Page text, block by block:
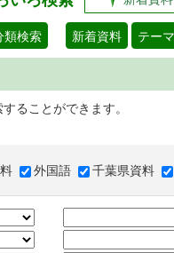
類検索 新着資料 テー
ることができます。
外国語 千葉県資料